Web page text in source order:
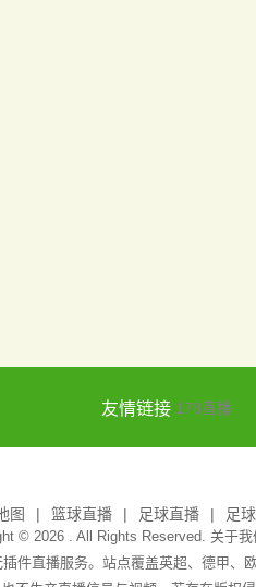
友情链接 178直播
图 篮球直播 足球直播 足
© 2026 . All Rights Reserved. 关于我
件直播服务。站点覆盖英超、德甲